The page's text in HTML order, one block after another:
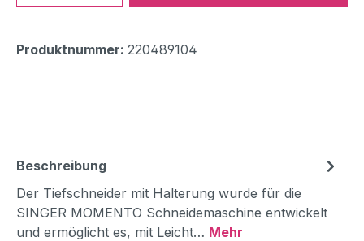
Produktnummer: 220489104
Beschreibung
Der Tiefschneider mit Halterung wurde für die
SINGER MOMENTO Schneidemaschine entwickelt
und ermöglicht es, mit Leicht… Mehr